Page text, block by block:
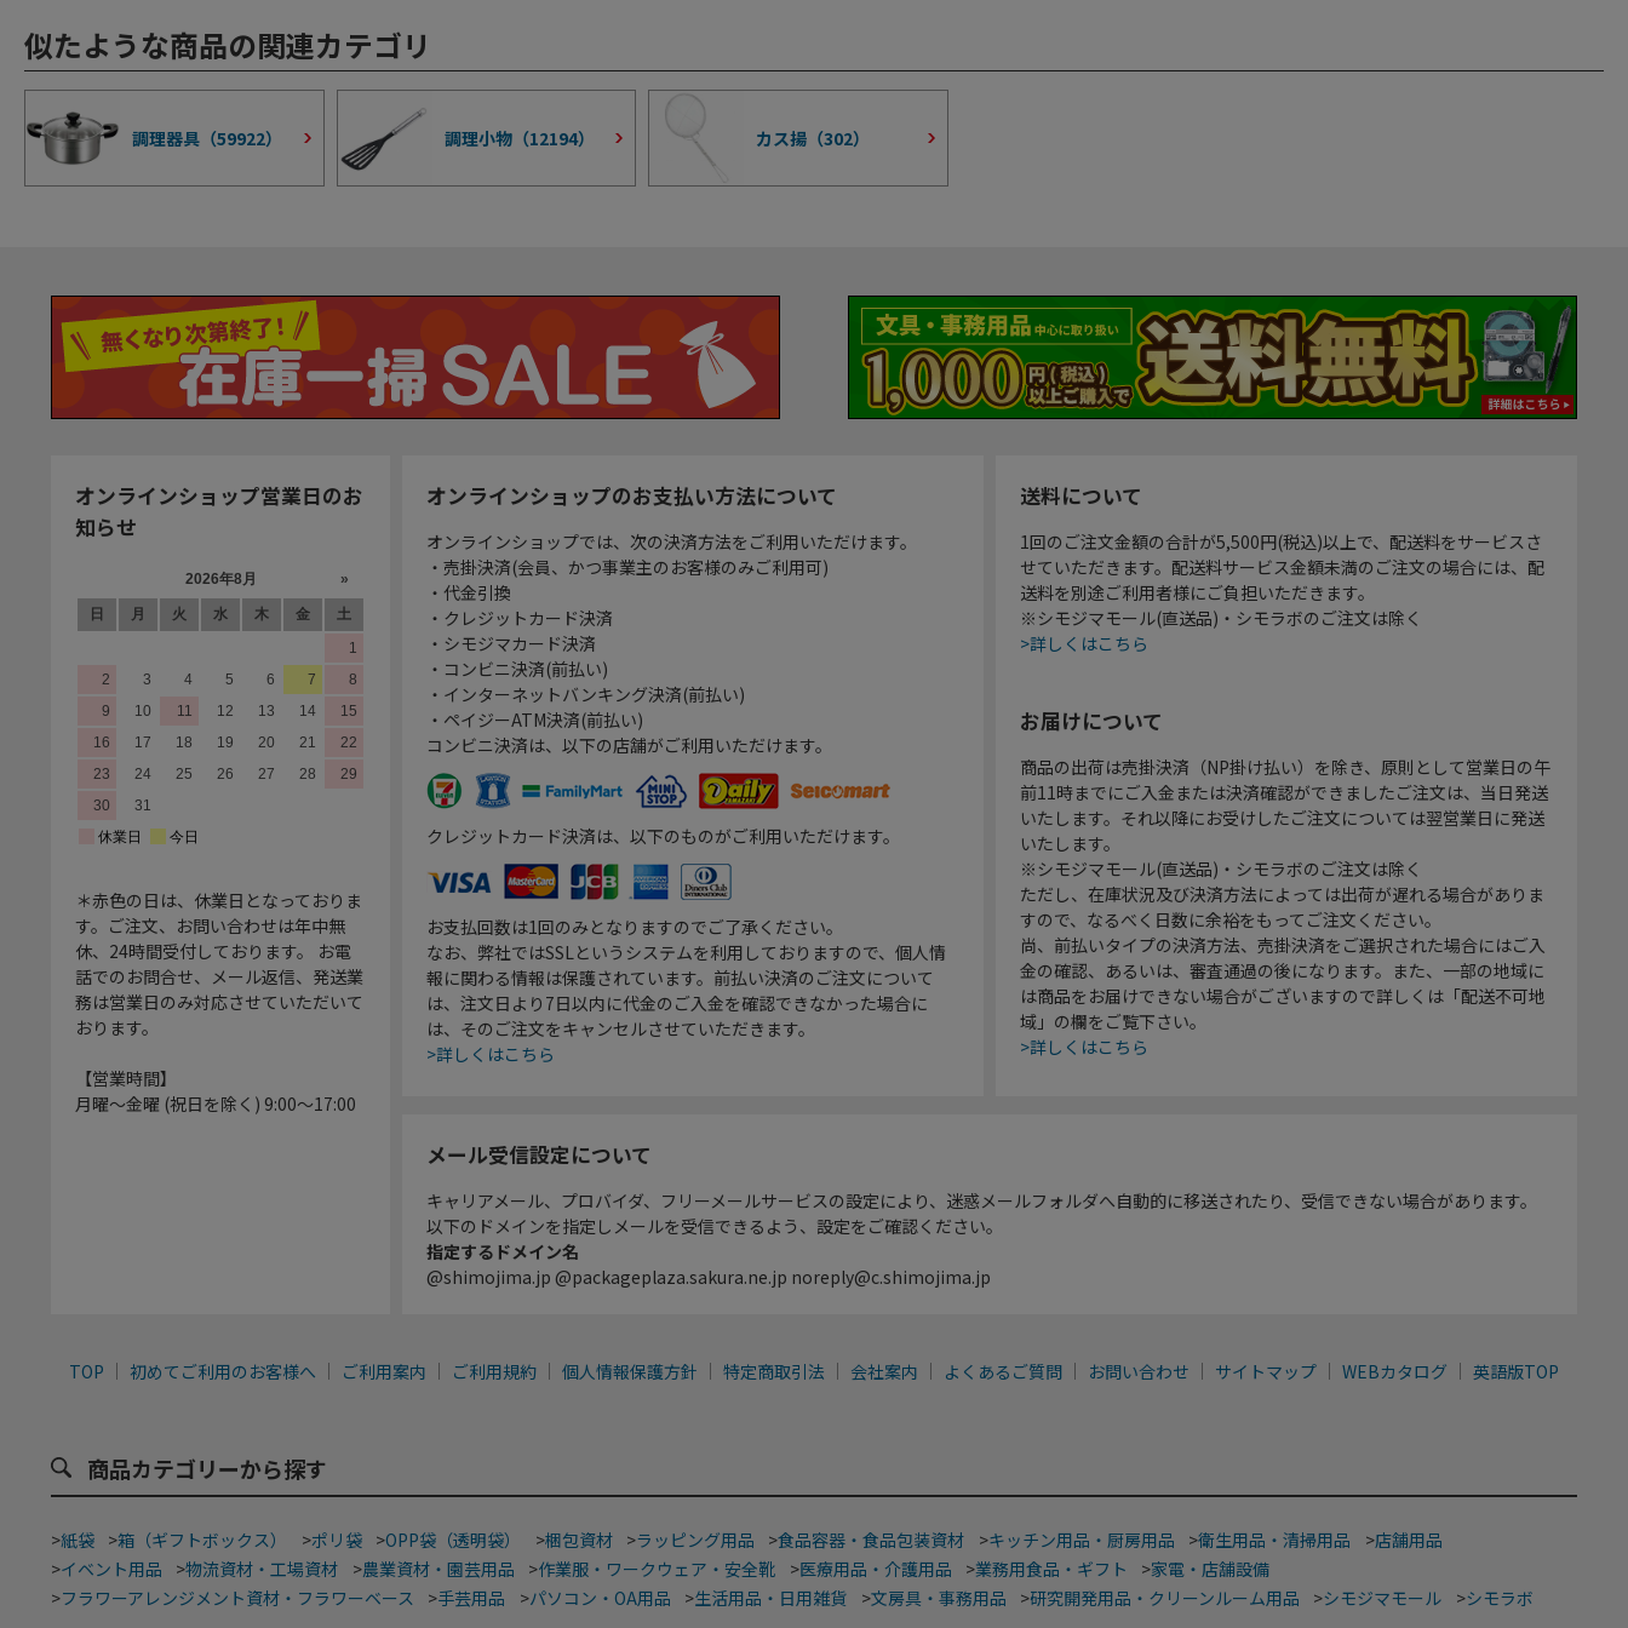
似たような商品の関連カテゴリ
調理器具（59922） 調理小物（12194） カス揚（302）
オンラインショップ営業日のお
知らせ
＊赤色の日は、休業日となっておりま
す。ご注文、お問い合わせは年中無
休、24時間受付しております。 お電
話でのお問合せ、メール返信、発送業
務は営業日のみ対応させていただいて
おります。
【営業時間】
月曜～金曜 (祝日を除く) 9:00～17:00
オンラインショップのお支払い方法について
オンラインショップでは、次の決済方法をご利用いただけます。
・売掛決済(会員、かつ事業主のお客様のみご利用可)
・代金引換
・クレジットカード決済
・シモジマカード決済
・コンビニ決済(前払い)
・インターネットバンキング決済(前払い)
・ペイジーATM決済(前払い)
コンビニ決済は、以下の店舗がご利用いただけます。
クレジットカード決済は、以下のものがご利用いただけます。
お支払回数は1回のみとなりますのでご了承ください。
なお、弊社ではSSLというシステムを利用しておりますので、個人情
報に関わる情報は保護されています。前払い決済のご注文について
は、注文日より7日以内に代金のご入金を確認できなかった場合に
は、そのご注文をキャンセルさせていただきます。
>詳しくはこちら
送料について
1回のご注文金額の合計が5,500円(税込)以上で、配送料をサービスさ
せていただきます。配送料サービス金額未満のご注文の場合には、配
送料を別途ご利用者様にご負担いただきます。
※シモジマモール(直送品)・シモラボのご注文は除く
>詳しくはこちら
お届けについて
商品の出荷は売掛決済（NP掛け払い）を除き、原則として営業日の午
前11時までにご入金または決済確認ができましたご注文は、当日発送
いたします。それ以降にお受けしたご注文については翌営業日に発送
いたします。
※シモジマモール(直送品)・シモラボのご注文は除く
ただし、在庫状況及び決済方法によっては出荷が遅れる場合がありま
すので、なるべく日数に余裕をもってご注文ください。
尚、前払いタイプの決済方法、売掛決済をご選択された場合にはご入
金の確認、あるいは、審査通過の後になります。また、一部の地域に
は商品をお届けできない場合がございますので詳しくは「配送不可地
域」の欄をご覧下さい。
>詳しくはこちら
メール受信設定について
キャリアメール、プロバイダ、フリーメールサービスの設定により、迷惑メールフォルダへ自動的に移送されたり、受信できない場合があります。
以下のドメインを指定しメールを受信できるよう、設定をご確認ください。
指定するドメイン名
@shimojima.jp @packageplaza.sakura.ne.jp noreply@c.shimojima.jp
TOP 初めてご利用のお客様へ ご利用案内 ご利用規約 個人情報保護方針 特定商取引法 会社案内 よくあるご質問 お問い合わせ サイトマップ WEBカタログ 英語版TOP
商品カテゴリーから探す
>紙袋 >箱（ギフトボックス） >ポリ袋 >OPP袋（透明袋） >梱包資材 >ラッピング用品 >食品容器・食品包装資材 >キッチン用品・厨房用品 >衛生用品・清掃用品 >店舗用品
>イベント用品 >物流資材・工場資材 >農業資材・園芸用品 >作業服・ワークウェア・安全靴 >医療用品・介護用品 >業務用食品・ギフト >家電・店舗設備
>フラワーアレンジメント資材・フラワーベース >手芸用品 >パソコン・OA用品 >生活用品・日用雑貨 >文房具・事務用品 >研究開発用品・クリーンルーム用品 >シモジマモール >シモラボ